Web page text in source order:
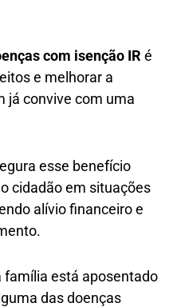
com isenção IR é
e melhorar a
já convive com uma
esse benefício
cidadão em situações
alívio financeiro e
família está aposentado
das doenças